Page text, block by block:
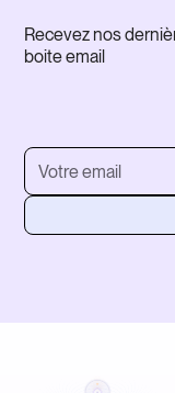
Recevez nos
boite email